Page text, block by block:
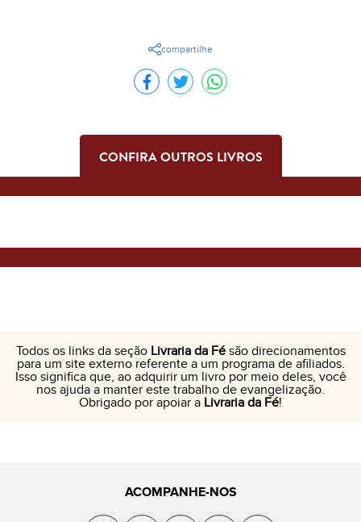
compartilhe
CONFIRA OUTROS LIVROS
Todos os links da seção Livraria da Fésão direcionamentos
para um site externo referente a um programa de afiliados.
Isso significa que, ao adquirir um livro por meio deles, você
nos ajuda a manter este trabalho de evangelização.
Obrigado por apoiar a Livraria da Fé!
ACOMPANHE-NOS